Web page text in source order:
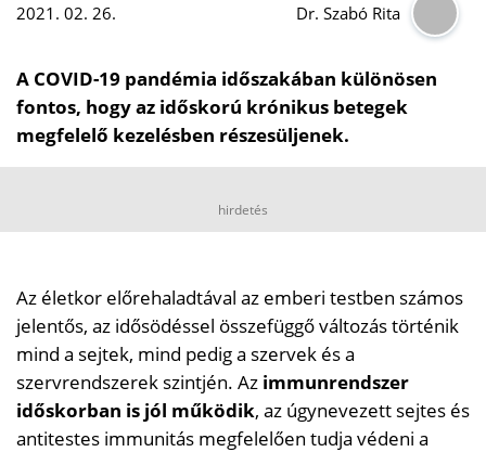
2021. 02. 26. Dr. Szabó Rita
A COVID-19 pandémia időszakában különösen
fontos, hogy az időskorú krónikus betegek
megfelelő kezelésben részesüljenek.
hirdetés
Az életkor előrehaladtával az emberi testben számos
jelentős, az idősödéssel összefüggő változás történik
mind a sejtek, mind pedig a szervek és a
szervrendszerek szintjén. Az immunrendszer
időskorban is jól működik, az úgynevezett sejtes és
antitestes immunitás megfelelően tudja védeni a